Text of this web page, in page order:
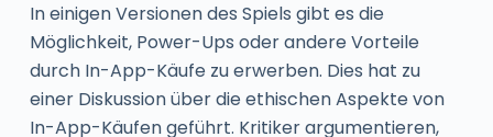
In einigen Versionen des Spiels gibt es die
Möglichkeit, Power-Ups oder andere Vorteile
durch In-App-Käufe zu erwerben. Dies hat zu
einer Diskussion über die ethischen Aspekte von
In-App-Käufen geführt. Kritiker argumentieren,